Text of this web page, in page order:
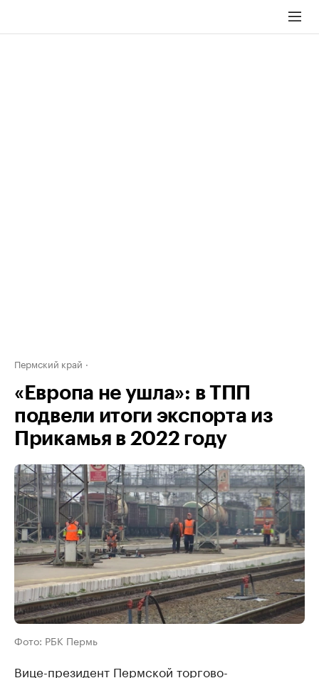
Пермский край
«Европа не ушла»: в ТПП
подвели итоги экспорта из
Прикамья в 2022 году
Фото: РБК Пермь
Вице-президент Пермской торгово-